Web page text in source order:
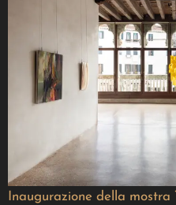
Inaugurazione della